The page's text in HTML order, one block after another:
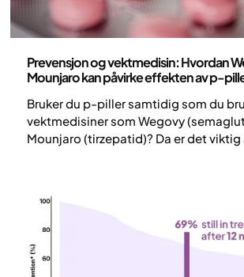
Prevensjon og vektmedisin: Hvordan
Mounjaro kan påvirke effekten av p-
Bruker du p-piller samtidig som du
vektmedisiner som Wegovy
Mounjaro (tirzepatid)? Da er det viktig
vektnedgang og forbedret hormonell
funksjon føre til forbedret fertilitet. Vi
hva du bør være oppmerksom på, og
prevensjonsmetoder som er mest